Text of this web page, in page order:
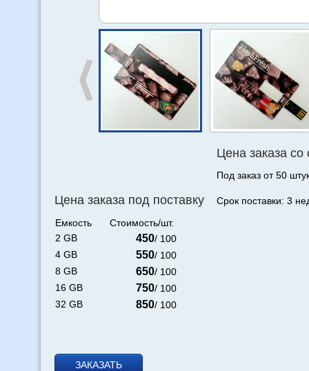
Цена заказа под поставку
Емкость
Стоимость/шт.
2 GB
450/ 100
4 GB
550/ 100
8 GB
650/ 100
16 GB
750/ 100
32 GB
850/ 100
Цена заказа со
Под заказ от 50
Срок поставки: 3
ЗАКАЗАТЬ